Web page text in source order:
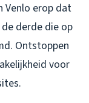
Venlo erop dat
derde die op
Ontstoppen
voor